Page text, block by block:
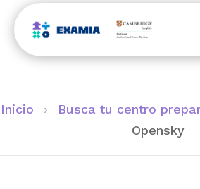
Inicio › Busca tu centro
Opensky